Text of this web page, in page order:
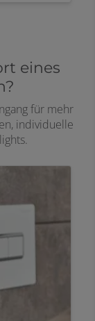
eines
für mehr
individuelle